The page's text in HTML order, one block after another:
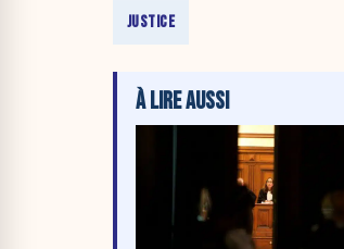
JUSTICE
À LIRE AUSSI